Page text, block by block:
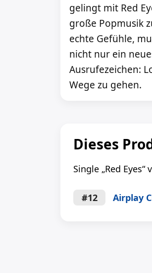
gelingt mit Red
große Popmusik
echte Gefühle,
nicht nur ein
Ausrufezeichen:
Wege zu gehen.
Dieses
Single „Red
#12 Airplay